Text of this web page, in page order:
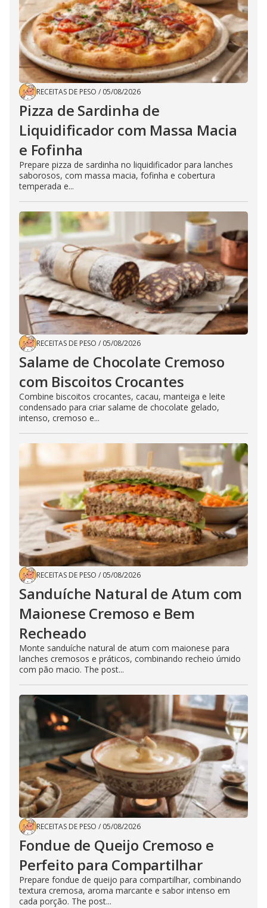
RECEITAS DE PESO / 05/08/2026
Pizza de Sardinha de
Liquidificador com Massa Macia
e Fofinha
Prepare pizza de sardinha no liquidificador para lanches
saborosos, com massa macia, fofinha e cobertura
temperada e...
RECEITAS DE PESO / 05/08/2026
Salame de Chocolate Cremoso
com Biscoitos Crocantes
Combine biscoitos crocantes, cacau, manteiga e leite
condensado para criar salame de chocolate gelado,
intenso, cremoso e...
RECEITAS DE PESO / 05/08/2026
Sanduíche Natural de Atum com
Maionese Cremoso e Bem
Recheado
Monte sanduíche natural de atum com maionese para
lanches cremosos e práticos, combinando recheio úmido
com pão macio. The post...
RECEITAS DE PESO / 05/08/2026
Fondue de Queijo Cremoso e
Perfeito para Compartilhar
Prepare fondue de queijo para compartilhar, combinando
textura cremosa, aroma marcante e sabor intenso em
cada porção. The post...